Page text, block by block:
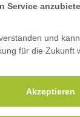
Service
und
für die Zukunft
Akzeptieren